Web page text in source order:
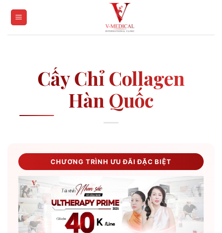
Cấy Chỉ Collagen
Hàn Quốc
CHƯƠNG TRÌNH ƯU ĐÃI ĐẶC BIỆT